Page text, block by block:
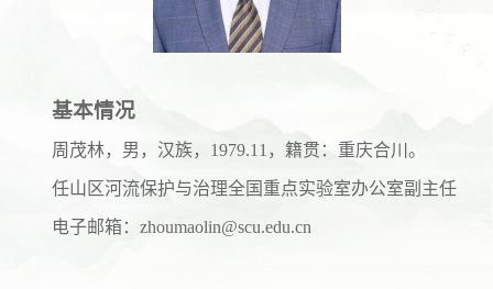
基本情况
周茂林，男，汉族， 1979.11 ，籍贯：重庆合川。
任山区河流保护与治理全国重点实验室办公室副主任
电子邮箱： zhoumaolin@scu.edu.cn